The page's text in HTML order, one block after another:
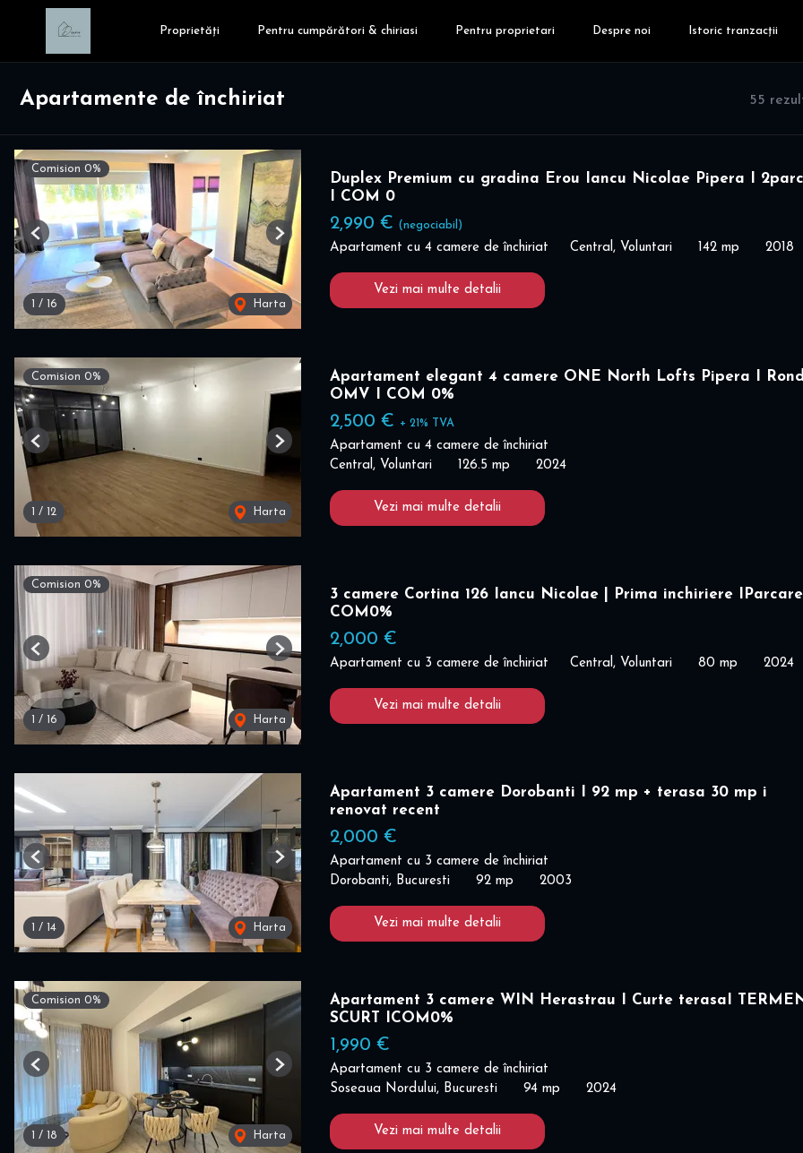
Proprietăți Pentru cumpărători & chiriasi Pentru proprietari Despre noi Istoric tranzacții
55
Apartamente de închiriat
Comision 0%
1 / 16 Harta
Previous Next
Duplex Premium cu gradina Erou Iancu Nicolae Pipera I
I COM 0
2,990 € (negociabil)
Apartament cu 4 camere de închiriat Central, Voluntari 142 mp 2018
Vezi mai multe detalii
Comision 0%
1 / 12 Harta
Previous Next
Apartament elegant 4 camere ONE North Lofts Pipera I
OMV I COM 0%
2,500 € + 21% TVA
Apartament cu 4 camere de închiriat
Central, Voluntari
126.5 mp 2024
Vezi mai multe detalii
Comision 0%
1 / 16 Harta
Previous Next
3 camere Cortina 126 Iancu Nicolae | Prima inchiriere
COM0%
2,000 €
Apartament cu 3 camere de închiriat Central, Voluntari 80 mp 2024
Vezi mai multe detalii
1 / 14 Harta
Previous Next
Apartament 3 camere Dorobanti I 92 mp + terasa 30 mp i
renovat recent
2,000 €
Apartament cu 3 camere de închiriat
Dorobanti, Bucuresti
92 mp 2003
Vezi mai multe detalii
Comision 0%
1 / 18 Harta
Previous Next
Apartament 3 camere WIN Herastrau I Curte terasaI
SCURT ICOM0%
1,990 €
Apartament cu 3 camere de închiriat
Soseaua Nordului, Bucuresti
94 mp 2024
Vezi mai multe detalii